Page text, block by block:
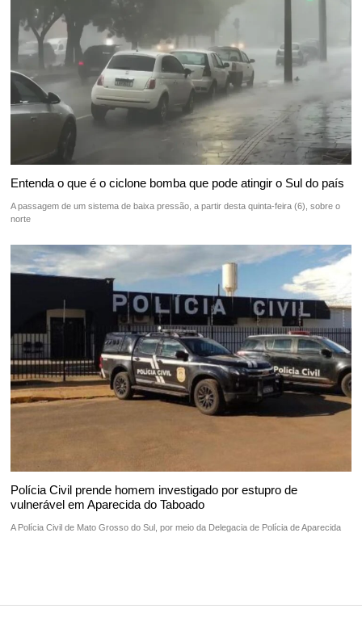
Entenda o que é o ciclone bomba que pode atingir o Sul do país
A passagem de um sistema de baixa pressão, a partir desta quinta-feira (6), sobre o
norte
Polícia Civil prende homem investigado por estupro de
vulnerável em Aparecida do Taboado
A Polícia Civil de Mato Grosso do Sul, por meio da Delegacia de Polícia de Aparecida